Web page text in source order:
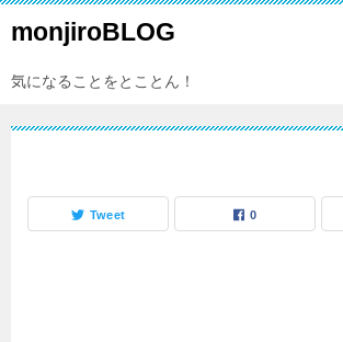
monjiroBLOG
気になることをとことん！
Tweet 0